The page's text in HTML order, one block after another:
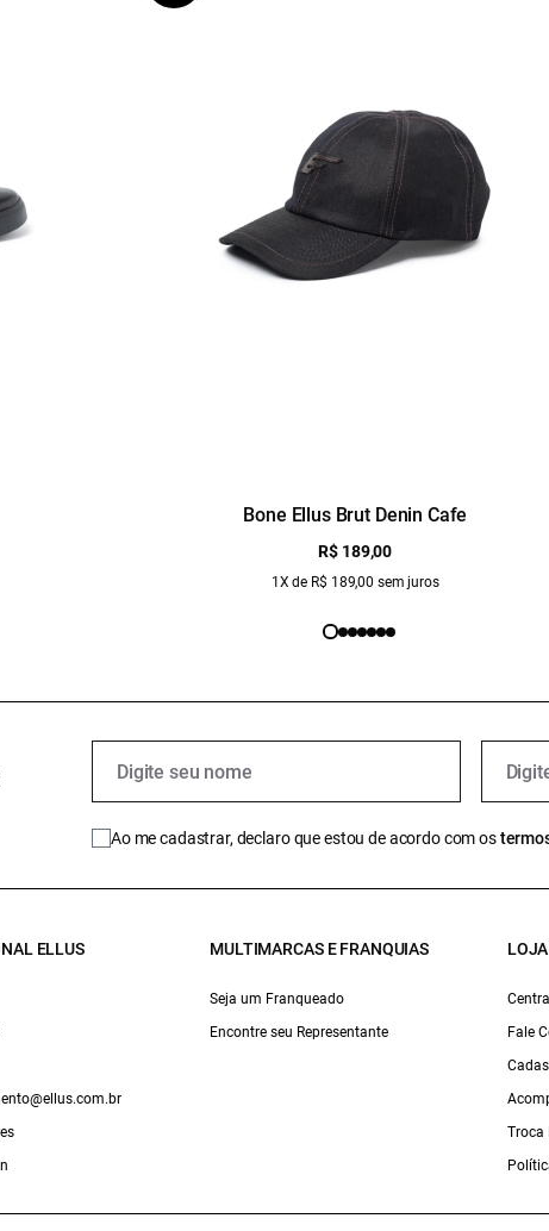
Bone Ellus Brut Denin Cafe
R$ 189,00
1X de R$ 189,00 sem juros
Ao me cadastrar, declaro que estou de acordo com os
ELLUS MULTIMARCAS E FRANQUIAS
Seja um Franqueado
Encontre seu Representante
Fale
Troca